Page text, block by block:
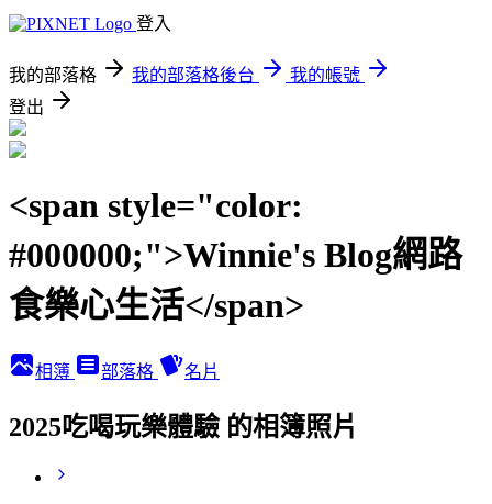
登入
我的部落格 我的部落格後台
我的帳號
登出
<span style="color:
#000000;">Winnie's Blog網路
食樂心生活</span>
相簿 部落格 名片
2025吃喝玩樂體驗 的相簿照片